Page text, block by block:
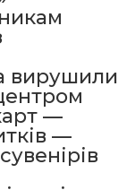
вирушили
—
—